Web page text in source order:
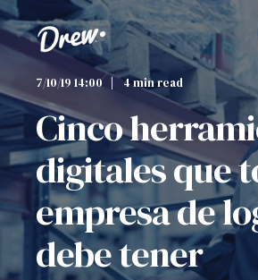
7/10/19 14:00 4 min read
Cinco
digitales que
empresa de
debe tener